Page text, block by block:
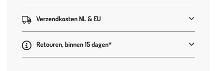
Verzendkosten NL & EU
Retouren, binnen 15 dagen*